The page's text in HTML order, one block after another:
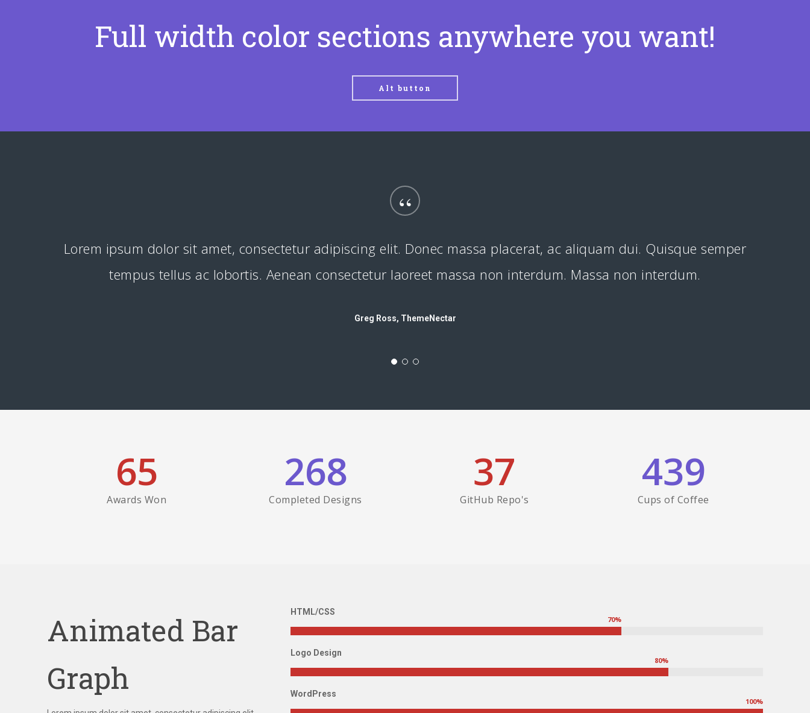
Full width color sections anywhere you want!
Alt button
“
Lorem ipsum dolor sit amet, consectetur adipiscing elit. Donec massa placerat, ac aliquam dui. Quisque semper
tempus tellus ac lobortis. Aenean consectetur laoreet massa non interdum. Massa non interdum.
Greg Ross, ThemeNectar
65
Awards Won
268
Completed Designs
37
GitHub Repo's
439
Cups of Coffee
Animated Bar
Graph
HTML/CSS
70%
Logo Design
80%
WordPress
100%